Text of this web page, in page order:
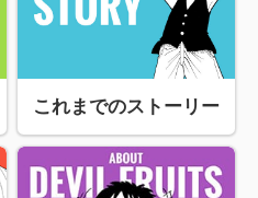
これまでのストーリー